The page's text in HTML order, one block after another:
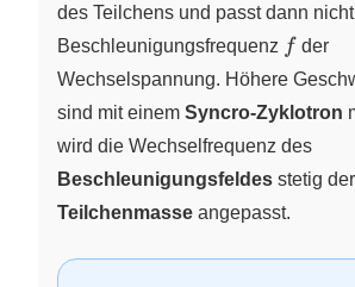
des Teilchens und passt dann
Beschleunigungsfrequenz ff der
Wechselspannung. Höhere
sind mit einem Syncro-Zyklotron
wird die Wechselfrequenz des
Beschleunigungsfeldes stetig der
Teilchenmasse angepasst.